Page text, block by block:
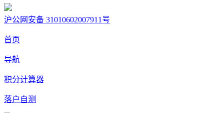
沪公网安备 31010602007911号
首页
导航
积分计算器
落户自测